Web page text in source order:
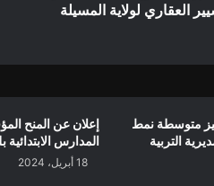
العقاري لولاية المسيلة
متوسطة نمط
مديرية التربية
إعلان عن المنح
المدارس
18 أبريل، 2024